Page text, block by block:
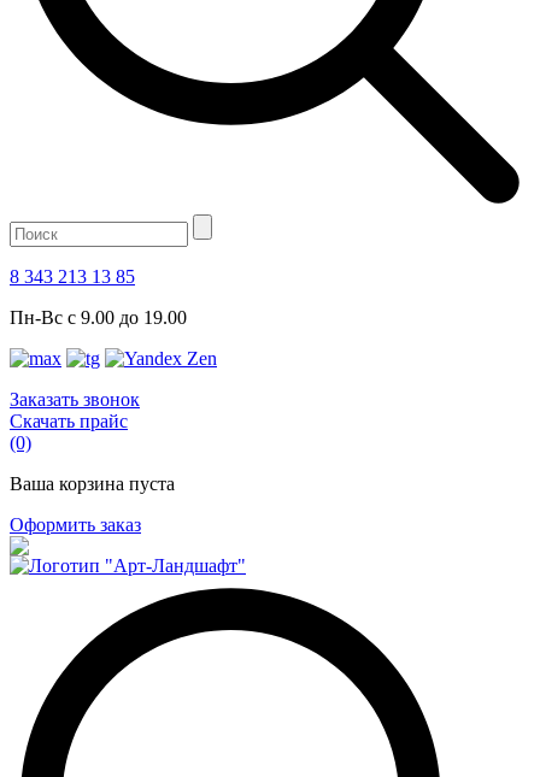
8 343 213 13 85
Пн-Вс с 9.00 до 19.00
Заказать звонок
Скачать прайс
(0)
Ваша корзина пуста
Оформить заказ